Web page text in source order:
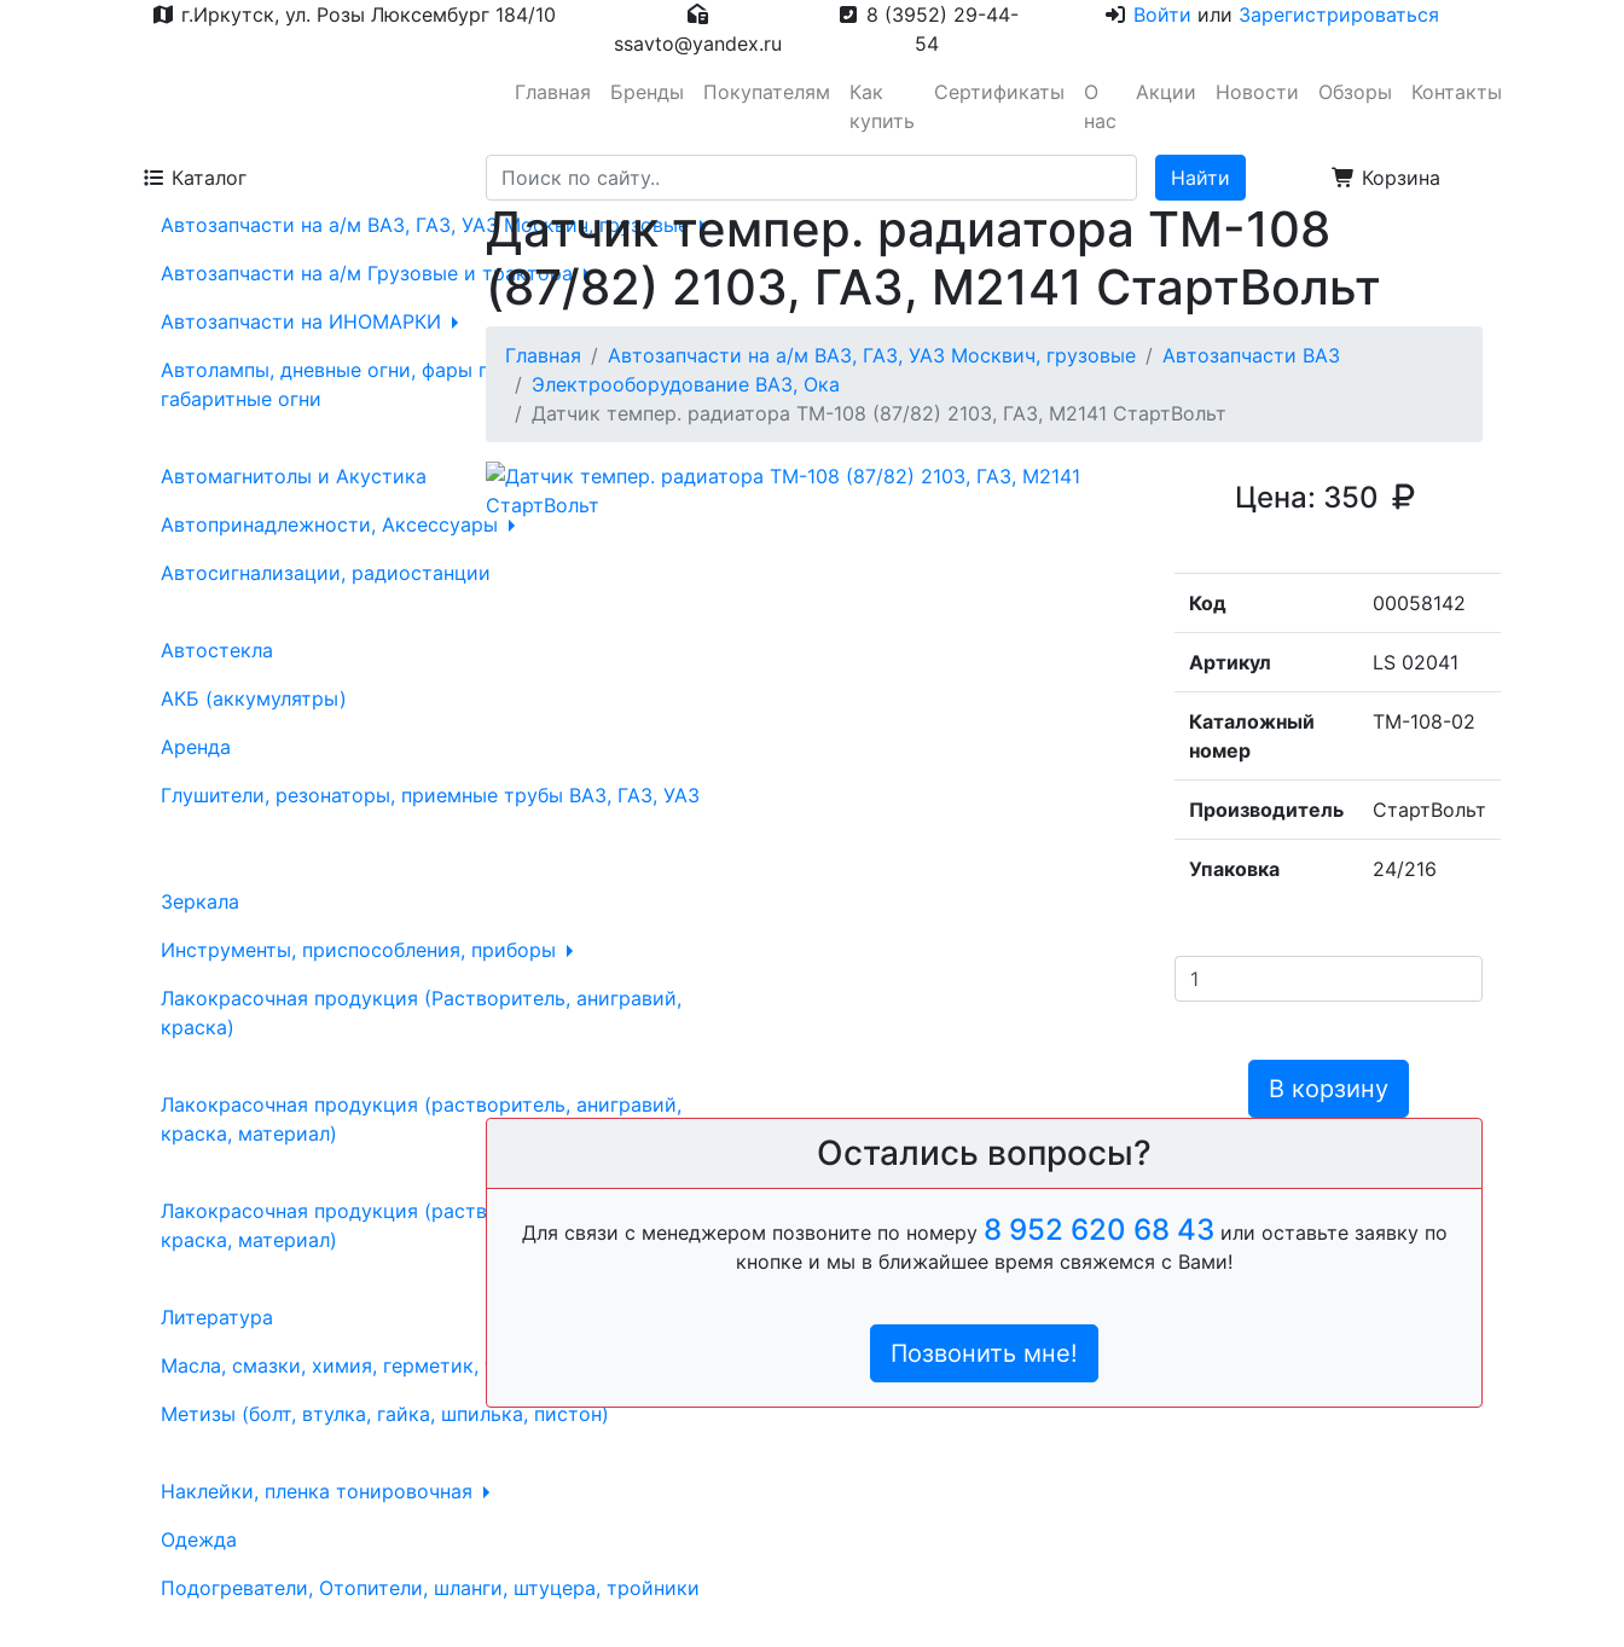
г.Иркутск, ул. Розы Люксембург 184/10
ssavto@yandex.ru
8 (3952) 29-44-
54
Войти или Зарегистрироваться
Главная Бренды Покупателям
Как
купить
Сертификаты
О
нас
Акции Новости Обзоры Контакты
Каталог
Корзина
Автозапчасти на а/м ВАЗ, ГАЗ, УАЗ Москвич, грузовые
Автозапчасти на а/м Грузовые и трактора
Автозапчасти на ИНОМАРКИ
Автолампы, дневные огни, фары противотуманные,
габаритные огни
Автомагнитолы и Акустика
Автопринадлежности, Аксессуары
Автосигнализации, радиостанции
Автостекла
АКБ (аккумулятры)
Аренда
Глушители, резонаторы, приемные трубы ВАЗ, ГАЗ, УАЗ
Зеркала
Инструменты, приспособления, приборы
Лакокрасочная продукция (Растворитель, анигравий,
краска)
Лакокрасочная продукция (растворитель, анигравий,
краска, материал)
Лакокрасочная продукция (растворитель, антигравий,
краска, материал)
Литература
Масла, смазки, химия, герметик, тосолы
Метизы (болт, втулка, гайка, шпилька, пистон)
Наклейки, пленка тонировочная
Одежда
Подогреватели, Отопители, шланги, штуцера, тройники
Датчик темпер. радиатора ТМ-108
(87/82) 2103, ГАЗ, М2141 СтартВольт
Главная Автозапчасти на а/м ВАЗ, ГАЗ, УАЗ Москвич, грузовые
Автозапчасти ВАЗ
Электрооборудование ВАЗ, Ока
Датчик темпер. радиатора ТМ-108 (87/82) 2103, ГАЗ, М2141 СтартВольт
Цена: 350
Код 00058142
Артикул LS 02041
Каталожный
номер
ТМ-108-02
Производитель СтартВольт
Упаковка 24/216
В корзину
Остались вопросы?
Для связи с менеджером позвоните по номеру 8 952 620 68 43 или оставьте заявку по
кнопке и мы в ближайшее время свяжемся с Вами!
Позвонить мне!